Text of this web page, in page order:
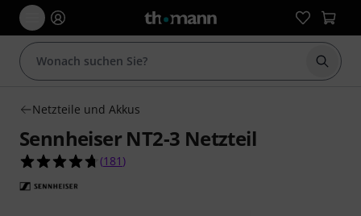
Suche
Netzteile und Akkus
Sennheiser NT2-3 Netzteil
4.7 von 5 Sternen aus 181 Kundenbewertungen
(181 )